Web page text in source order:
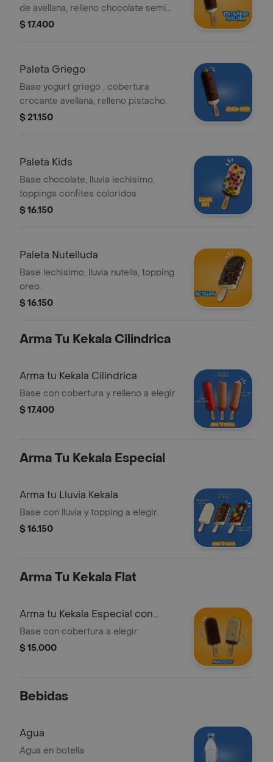
de avellana, relleno chocolate semi
amargo.
$ 17.400
Paleta Griego
Base yogurt griego , cobertura
crocante avellana, relleno pistacho.
$ 21.150
Paleta Kids
Base chocolate, lluvia lechisimo,
toppings confites coloridos
$ 16.150
Paleta Nutelluda
Base lechisimo, lluvia nutella, topping
oreo.
$ 16.150
Arma Tu Kekala Cilindrica
Arma tu Kekala Cilindrica
Base con cobertura y relleno a elegir
$ 17.400
Arma Tu Kekala Especial
Arma tu Lluvia Kekala
Base con lluvia y topping a elegir.
$ 16.150
Arma Tu Kekala Flat
Arma tu Kekala Especial con
Cobertura
Base con cobertura a elegir
$ 15.000
Bebidas
Agua
Agua en botella